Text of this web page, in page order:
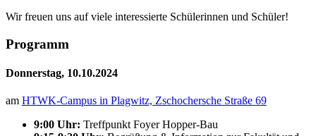
Wir freuen uns auf viele interessierte Schülerinnen und Schüler!
Programm
Donnerstag, 10.10.2024
am HTWK-Campus in Plagwitz, Zschochersche Straße 69
9:00 Uhr: Treffpunkt Foyer Hopper-Bau